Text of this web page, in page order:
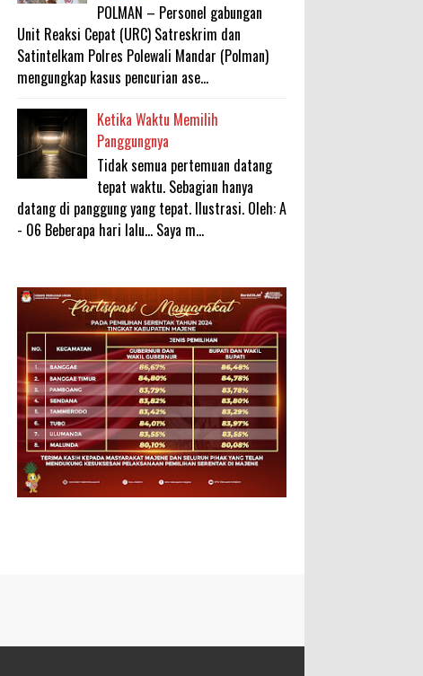
POLMAN – Personel gabungan
Unit Reaksi Cepat (URC) Satreskrim dan
Satintelkam Polres Polewali Mandar (Polman)
mengungkap kasus pencurian ase...
Ketika Waktu Memilih
Panggungnya
Tidak semua pertemuan datang
tepat waktu. Sebagian hanya
datang di panggung yang tepat. Ilustrasi. Oleh: A
- 06 Beberapa hari lalu... Saya m...